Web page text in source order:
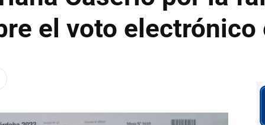
el voto electrónico